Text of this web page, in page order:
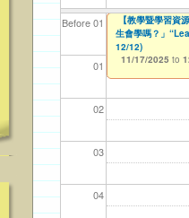
Before 01
01
02
03
04
【資網處】
整合系統～表單
03/27/2013
12/31/2027
【財務處】工讀
11/12/2021to
07/31/2027
【財務處】漏打
錄
11/15/2021
07/31/2027
114
04/
114
02/
114
03/
【學
07/
Ja(>_<)pan 應
10/28/2025 to
【教學暨學習
會學嗎？」
11/17/2025
【教學暨學習
生會學嗎？」
12/12)
11/17/2025 to